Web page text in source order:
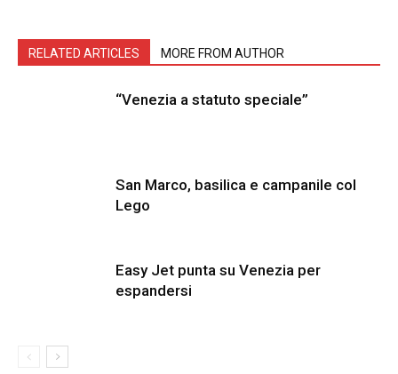
RELATED ARTICLES MORE FROM AUTHOR
“Venezia a statuto speciale”
San Marco, basilica e campanile col
Lego
Easy Jet punta su Venezia per
espandersi